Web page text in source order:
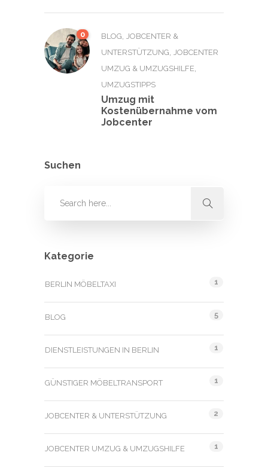
0 BLOG JOBCENTER &
UNTERSTÜTZUNG JOBCENTER
UMZUG & UMZUGSHILFE
UMZUGSTIPPS
Umzug mit
Kostenübernahme vom
Jobcenter
Suchen
Kategorie
BERLIN MÖBELTAXI 1
BLOG 5
DIENSTLEISTUNGEN IN BERLIN 1
GÜNSTIGER MÖBELTRANSPORT 1
JOBCENTER & UNTERSTÜTZUNG 2
JOBCENTER UMZUG & UMZUGSHILFE 1